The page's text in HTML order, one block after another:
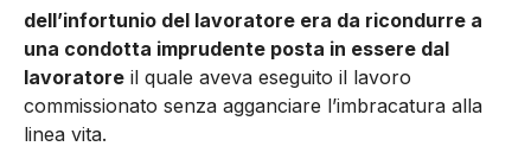
dell’infortunio del lavoratore era da ricondurre a
una condotta imprudente posta in essere dal
lavoratore il quale aveva eseguito il lavoro
commissionato senza agganciare l’imbracatura alla
linea vita.